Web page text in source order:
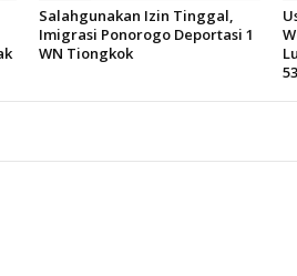
Salahgunakan Izin Tinggal,
Imigrasi Ponorogo Deportasi 1
WN Tiongkok